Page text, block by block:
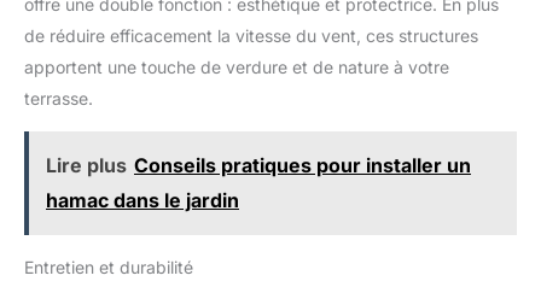
offre une double fonction : esthétique et protectrice. En plus
de réduire efficacement la vitesse du vent, ces structures
apportent une touche de verdure et de nature à votre
terrasse.
Lire plus Conseils pratiques pour installer un
hamac dans le jardin
Entretien et durabilité